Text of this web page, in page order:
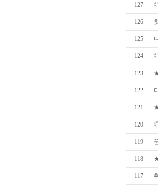
127
126
125
124
123
122
121
120
119
118
117